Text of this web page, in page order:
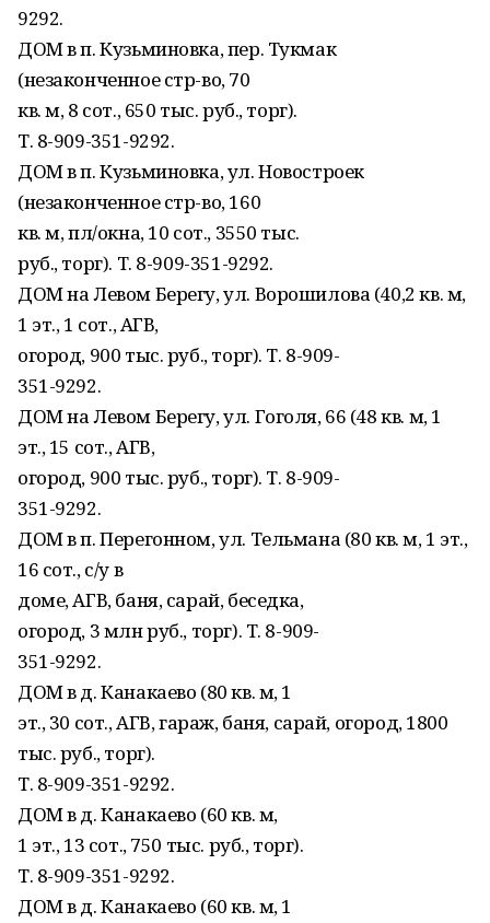
9292.
ДОМ в п. Кузьминовка, пер. Тукмак
(незаконченное стр-во, 70
кв. м, 8 сот., 650 тыс. руб., торг).
Т. 8-909-351-9292.
ДОМ в п. Кузьминовка, ул. Новостроек
(незаконченное стр-во, 160
кв. м, пл/окна, 10 сот., 3550 тыс.
руб., торг). Т. 8-909-351-9292.
ДОМ на Левом Берегу, ул. Ворошилова (40,2 кв. м,
1 эт., 1 сот., АГВ,
огород, 900 тыс. руб., торг). Т. 8-909-
351-9292.
ДОМ на Левом Берегу, ул. Гоголя, 66 (48 кв. м, 1
эт., 15 сот., АГВ,
огород, 900 тыс. руб., торг). Т. 8-909-
351-9292.
ДОМ в п. Перегонном, ул. Тельмана (80 кв. м, 1 эт.,
16 сот., с/у в
доме, АГВ, баня, сарай, беседка,
огород, 3 млн руб., торг). Т. 8-909-
351-9292.
ДОМ в д. Канакаево (80 кв. м, 1
эт., 30 сот., АГВ, гараж, баня, сарай, огород, 1800
тыс. руб., торг).
Т. 8-909-351-9292.
ДОМ в д. Канакаево (60 кв. м,
1 эт., 13 сот., 750 тыс. руб., торг).
Т. 8-909-351-9292.
ДОМ в д. Канакаево (60 кв. м, 1